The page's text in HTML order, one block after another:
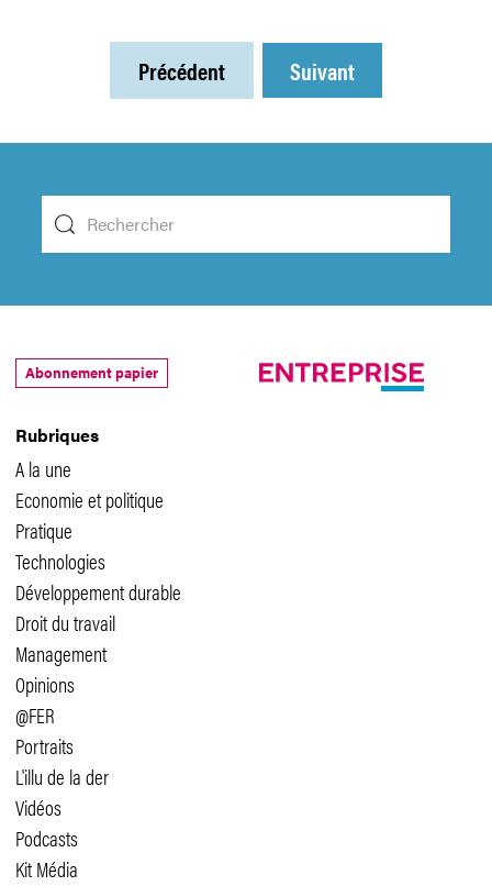
Précédent Suivant
Rubriques
A la une
Economie et politique
Pratique
Technologies
Développement durable
Droit du travail
Management
Opinions
@FER
Portraits
L'illu de la der
Vidéos
Podcasts
Kit Média
Abonnement papier